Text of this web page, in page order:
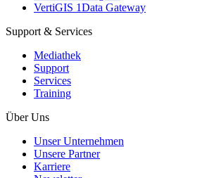
VertiGIS 1Data Gateway
Support & Services
Mediathek
Support
Services
Training
Über Uns
Unser Unternehmen
Unsere Partner
Karriere